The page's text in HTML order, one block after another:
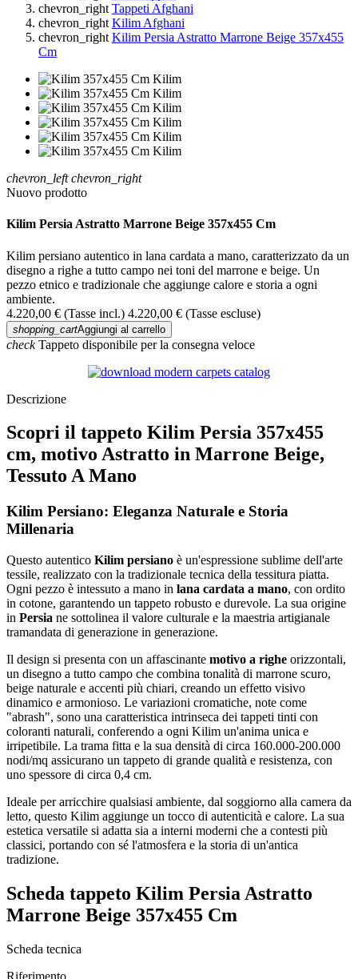
chevron_right Tappeti Afghani
chevron_right Kilim Afghani
chevron_right Kilim Persia Astratto Marrone Beige 357x455
Cm
chevron_left chevron_right
Nuovo prodotto
Kilim Persia Astratto Marrone Beige 357x455 Cm
Kilim persiano autentico in lana cardata a mano, caratterizzato da un
disegno a righe a tutto campo nei toni del marrone e beige. Un
pezzo etnico e tradizionale che aggiunge calore e storia a ogni
ambiente.
4.220,00 € (Tasse incl.) 4.220,00 € (Tasse escluse)
shopping_cartAggiungi al carrello
checkTappeto disponibile per la consegna veloce
Descrizione
Scopri il tappeto Kilim Persia 357x455
cm, motivo Astratto in Marrone Beige,
Tessuto A Mano
Kilim Persiano: Eleganza Naturale e Storia
Millenaria
Questo autentico Kilim persiano è un'espressione sublime dell'arte
tessile, realizzato con la tradizionale tecnica della tessitura piatta.
Ogni pezzo è intessuto a mano in lana cardata a mano, con ordito
in cotone, garantendo un tappeto robusto e durevole. La sua origine
in Persia ne sottolinea il valore culturale e la maestria artigianale
tramandata di generazione in generazione.
Il design si presenta con un affascinante motivo a righe orizzontali,
un disegno a tutto campo che combina tonalità di marrone scuro,
beige naturale e accenti più chiari, creando un effetto visivo
dinamico e armonioso. Le variazioni cromatiche, note come
"abrash", sono una caratteristica intrinseca dei tappeti tinti con
coloranti naturali, conferendo a ogni Kilim un'anima unica e
irripetibile. La trama fitta e la sua densità di circa 160.000-200.000
nodi/mq assicurano un tappeto di grande qualità e resistenza, con
uno spessore di circa 0,4 cm.
Ideale per arricchire qualsiasi ambiente, dal soggiorno alla camera da
letto, questo Kilim aggiunge un tocco di autenticità e calore. La sua
estetica versatile si adatta sia a interni moderni che a contesti più
classici, portando con sé l'atmosfera e la storia di un'antica
tradizione.
Scheda tappeto Kilim Persia Astratto
Marrone Beige 357x455 Cm
Scheda tecnica
Riferimento